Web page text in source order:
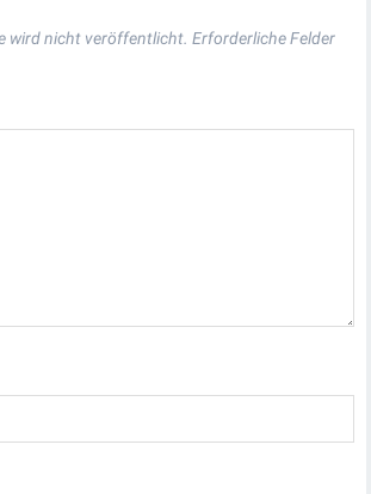
wird nicht veröffentlicht. Erforderliche Felder